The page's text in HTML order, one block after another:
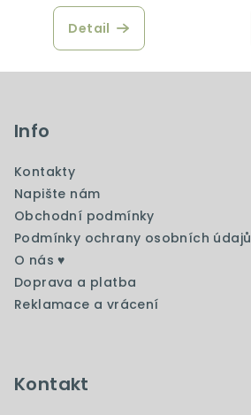
Detail
Info
Kontakty
Napište nám
Obchodní podmínky
Podmínky ochrany osobních údajů
O nás ♥️
Doprava a platba
Reklamace a vrácení
Kontakt